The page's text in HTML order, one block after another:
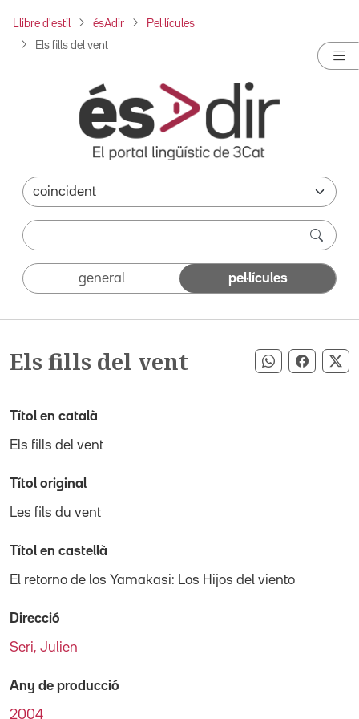
Llibre d'estil ésAdir Pel·lícules
Els fills del vent
general pel·lícules
Els fills del vent Compartir
Títol en català
Els fills del vent
Títol original
Les fils du vent
Títol en castellà
El retorno de los Yamakasi: Los Hijos del viento
Direcció
Seri, Julien
Any de producció
2004